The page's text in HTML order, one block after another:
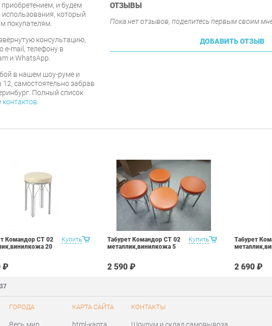
и будем
который
покупателям.
консультацию,
e-mail, телефону в
и WhatsApp.
в нашем шоу-руме и
самостоятельно забрав
Полный список
контактов
ОТЗЫВЫ
Пока нет отзывов, поделитесь первым своим
ДОБАВИТЬ ОТЗЫВ
Купить
Командор CТ 02
20
₽
Купить
Табурет Командор CТ 02
металлик,винилкожа 5
2 590 ₽
Табурет
2 690 ₽
ГОРОДА
Весь мир
КАРТА САЙТА
html-карта
КОНТАКТЫ
Шоурум и склад самовывоза